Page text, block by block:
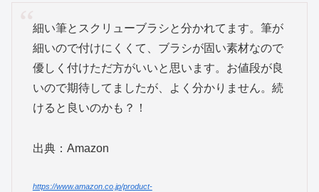
細い筆とスクリューブラシと分かれてます。筆が
細いので付けにくくて、ブラシが固い素材なので
優しく付けただ方がいいと思います。お値段が良
いので期待してましたが、よく分かりません。続
けると良いのかも？！
出典：Amazon
https://www.amazon.co.jp/product-